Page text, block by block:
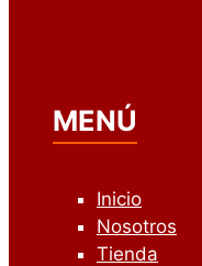
MENÚ
Inicio
Nosotros
Tienda